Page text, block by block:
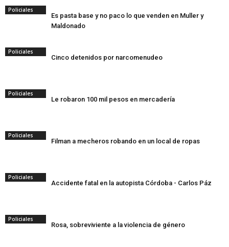
Policiales
Es pasta base y no paco lo que venden en Muller y
Maldonado
Policiales
Cinco detenidos por narcomenudeo
Policiales
Le robaron 100 mil pesos en mercadería
Policiales
Filman a mecheros robando en un local de ropas
Policiales
Accidente fatal en la autopista Córdoba - Carlos Páz
Policiales
Rosa, sobreviviente a la violencia de género